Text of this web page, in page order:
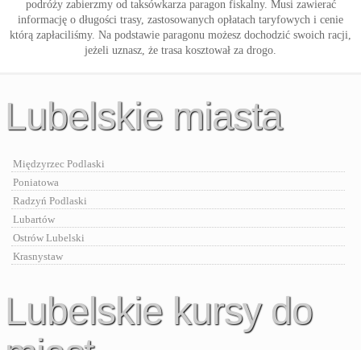
podróży zabierzmy od taksówkarza paragon fiskalny. Musi zawierać
informację o długości trasy, zastosowanych opłatach taryfowych i cenie
którą zapłaciliśmy. Na podstawie paragonu możesz dochodzić swoich racji,
jeżeli uznasz, że trasa kosztował za drogo.
Lubelskie miasta
Międzyrzec Podlaski
Poniatowa
Radzyń Podlaski
Lubartów
Ostrów Lubelski
Krasnystaw
Lubelskie kursy do